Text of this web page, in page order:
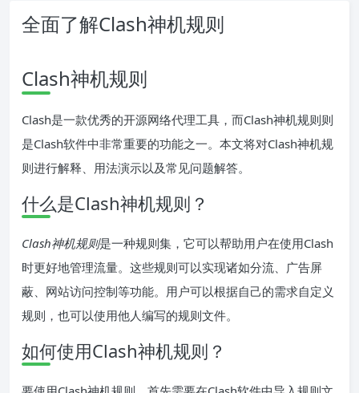
全面了解Clash神机规则
Clash神机规则
Clash是一款优秀的开源网络代理工具，而Clash神机规则则
是Clash软件中非常重要的功能之一。本文将对Clash神机规
则进行解释、用法演示以及常见问题解答。
什么是Clash神机规则？
Clash神机规则是一种规则集，它可以帮助用户在使用Clash
时更好地管理流量。这些规则可以实现诸如分流、广告屏
蔽、网站访问控制等功能。用户可以根据自己的需求自定义
规则，也可以使用他人编写的规则文件。
如何使用Clash神机规则？